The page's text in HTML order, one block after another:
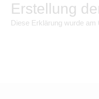
Erstellung
Diese Erklärung wurde am